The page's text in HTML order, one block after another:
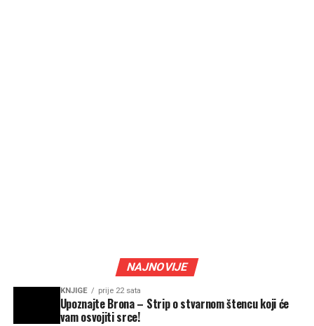
NAJNOVIJE
KNJIGE prije 22 sata
Upoznajte Brona – Strip o stvarnom štencu koji će
vam osvojiti srce!